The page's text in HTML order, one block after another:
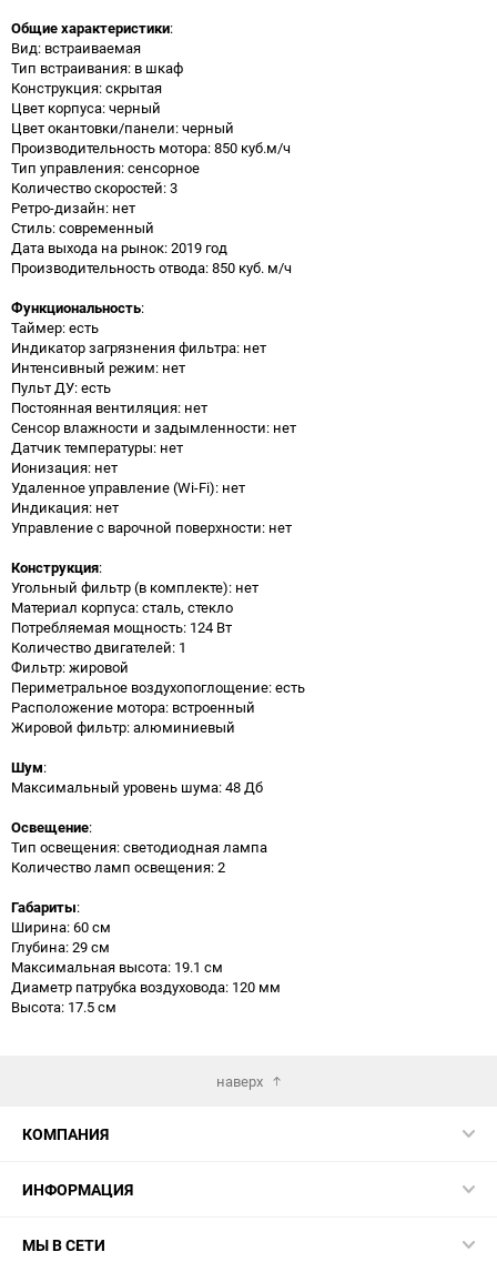
Общие характеристики:
Вид: встраиваемая
Тип встраивания: в шкаф
Конструкция: скрытая
Цвет корпуса: черный
Цвет окантовки/панели: черный
Производительность мотора: 850 куб.м/ч
Тип управления: сенсорное
Количество скоростей: 3
Ретро-дизайн: нет
Стиль: современный
Дата выхода на рынок: 2019 год
Производительность отвода: 850 куб. м/ч
Функциональность:
Таймер: есть
Индикатор загрязнения фильтра: нет
Интенсивный режим: нет
Пульт ДУ: есть
Постоянная вентиляция: нет
Сенсор влажности и задымленности: нет
Датчик температуры: нет
Ионизация: нет
Удаленное управление (Wi-Fi): нет
Индикация: нет
Управление с варочной поверхности: нет
Конструкция:
Угольный фильтр (в комплекте): нет
Материал корпуса: сталь, стекло
Потребляемая мощность: 124 Вт
Количество двигателей: 1
Фильтр: жировой
Периметральное воздухопоглощение: есть
Расположение мотора: встроенный
Жировой фильтр: алюминиевый
Шум:
Максимальный уровень шума: 48 Дб
Освещение:
Тип освещения: светодиодная лампа
Количество ламп освещения: 2
Габариты:
Ширина: 60 см
Глубина: 29 см
Максимальная высота: 19.1 см
Диаметр патрубка воздуховода: 120 мм
Высота: 17.5 см
наверх
КОМПАНИЯ
ИНФОРМАЦИЯ
МЫ В СЕТИ